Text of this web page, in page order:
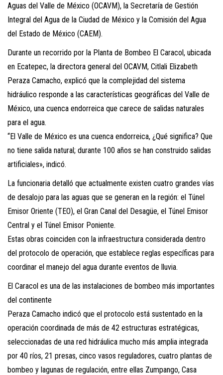
Aguas del Valle de México (OCAVM), la Secretaría de Gestión
Integral del Agua de la Ciudad de México y la Comisión del Agua
del Estado de México (CAEM).
Durante un recorrido por la Planta de Bombeo El Caracol, ubicada
en Ecatepec, la directora general del OCAVM, Citlali Elizabeth
Peraza Camacho, explicó que la complejidad del sistema
hidráulico responde a las características geográficas del Valle de
México, una cuenca endorreica que carece de salidas naturales
para el agua.
“El Valle de México es una cuenca endorreica, ¿Qué significa? Que
no tiene salida natural; durante 100 años se han construido salidas
artificiales», indicó.
La funcionaria detalló que actualmente existen cuatro grandes vías
de desalojo para las aguas que se generan en la región: el Túnel
Emisor Oriente (TEO), el Gran Canal del Desagüe, el Túnel Emisor
Central y el Túnel Emisor Poniente.
Estas obras coinciden con la infraestructura considerada dentro
del protocolo de operación, que establece reglas específicas para
coordinar el manejo del agua durante eventos de lluvia.
El Caracol es una de las instalaciones de bombeo más importantes
del continente
Peraza Camacho indicó que el protocolo está sustentado en la
operación coordinada de más de 42 estructuras estratégicas,
seleccionadas de una red hidráulica mucho más amplia integrada
por 40 ríos, 21 presas, cinco vasos reguladores, cuatro plantas de
bombeo y lagunas de regulación, entre ellas Zumpango, Casa